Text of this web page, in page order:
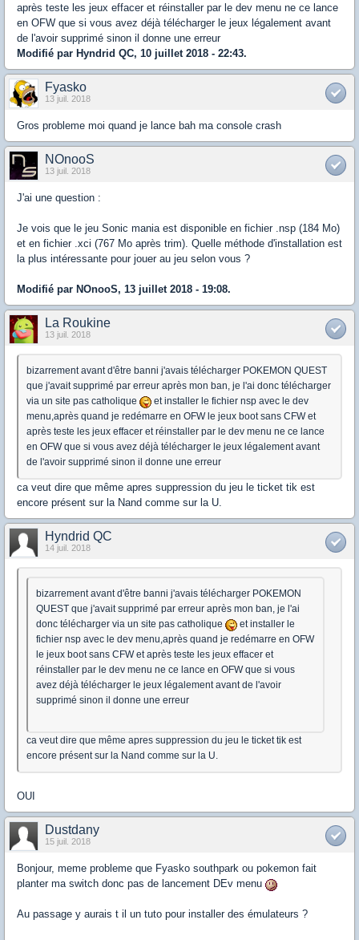
après teste les jeux effacer et réinstaller par le dev menu ne ce lance
en OFW que si vous avez déjà télécharger le jeux légalement avant
de l'avoir supprimé sinon il donne une erreur
Modifié par Hyndrid QC, 10 juillet 2018 - 22:43.
Fyasko
13 juil. 2018
Gros probleme moi quand je lance bah ma console crash
NOnooS
13 juil. 2018
J'ai une question :
Je vois que le jeu Sonic mania est disponible en fichier .nsp (184 Mo)
et en fichier .xci (767 Mo après trim). Quelle méthode d'installation est
la plus intéressante pour jouer au jeu selon vous ?
Modifié par NOnooS, 13 juillet 2018 - 19:08.
La Roukine
13 juil. 2018
bizarrement avant d'être banni j'avais télécharger POKEMON QUEST
que j'avait supprimé par erreur après mon ban, je l'ai donc télécharger
via un site pas catholique
et installer le fichier nsp avec le dev
menu,après quand je redémarre en OFW le jeux boot sans CFW et
après teste les jeux effacer et réinstaller par le dev menu ne ce lance
en OFW que si vous avez déjà télécharger le jeux légalement avant
de l'avoir supprimé sinon il donne une erreur
ca veut dire que même apres suppression du jeu le ticket tik est
encore présent sur la Nand comme sur la U.
Hyndrid QC
14 juil. 2018
bizarrement avant d'être banni j'avais télécharger POKEMON
QUEST que j'avait supprimé par erreur après mon ban, je l'ai
donc télécharger via un site pas catholique
et installer le
fichier nsp avec le dev menu,après quand je redémarre en OFW
le jeux boot sans CFW et après teste les jeux effacer et
réinstaller par le dev menu ne ce lance en OFW que si vous
avez déjà télécharger le jeux légalement avant de l'avoir
supprimé sinon il donne une erreur
ca veut dire que même apres suppression du jeu le ticket tik est
encore présent sur la Nand comme sur la U.
OUI
Dustdany
15 juil. 2018
Bonjour, meme probleme que Fyasko southpark ou pokemon fait
planter ma switch donc pas de lancement DEv menu
Au passage y aurais t il un tuto pour installer des émulateurs ?